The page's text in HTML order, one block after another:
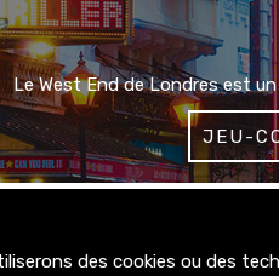
Le West End de Londres est
JEU-
4300+
des cookies ou des